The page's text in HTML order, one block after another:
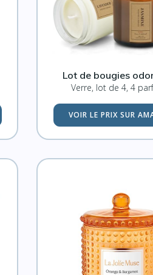
Lot de bougies
Verre, lot de 4, 4
VOIR LE PRIX SUR